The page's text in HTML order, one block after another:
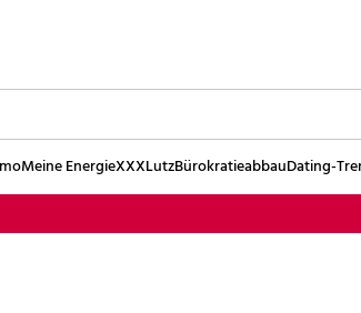
Meine EnergieXXXLutzBürokratieabbauDating-